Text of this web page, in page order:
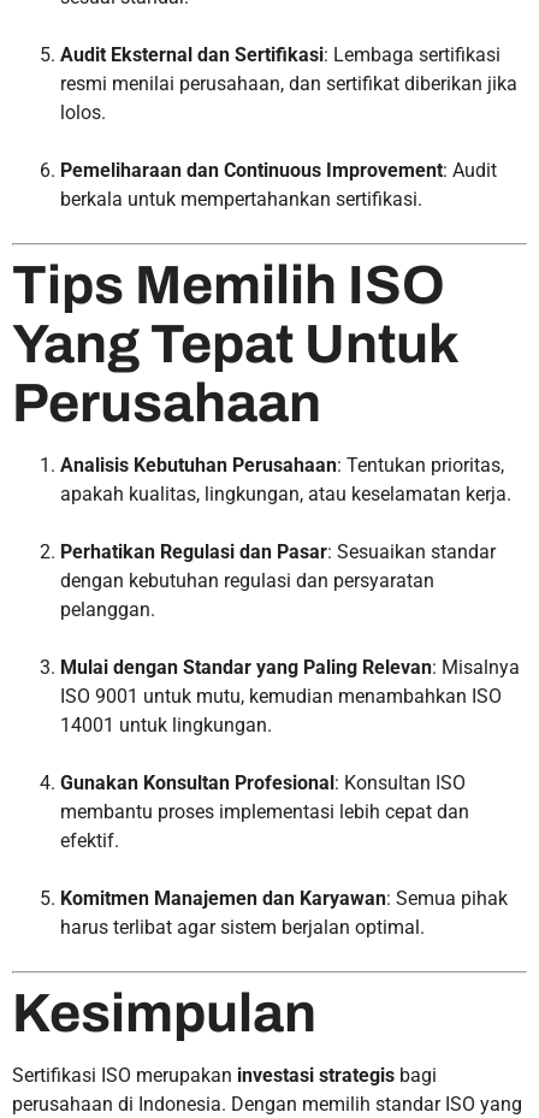
Audit Eksternal dan Sertifikasi: Lembaga sertifikasi
resmi menilai perusahaan, dan sertifikat diberikan jika
lolos.
Pemeliharaan dan Continuous Improvement: Audit
berkala untuk mempertahankan sertifikasi.
Tips Memilih ISO
Yang Tepat Untuk
Perusahaan
Analisis Kebutuhan Perusahaan: Tentukan prioritas,
apakah kualitas, lingkungan, atau keselamatan kerja.
Perhatikan Regulasi dan Pasar: Sesuaikan standar
dengan kebutuhan regulasi dan persyaratan
pelanggan.
Mulai dengan Standar yang Paling Relevan: Misalnya
ISO 9001 untuk mutu, kemudian menambahkan ISO
14001 untuk lingkungan.
Gunakan Konsultan Profesional : Konsultan ISO
membantu proses implementasi lebih cepat dan
efektif.
Komitmen Manajemen dan Karyawan: Semua pihak
harus terlibat agar sistem berjalan optimal.
Kesimpulan
Sertifikasi ISO merupakan investasi strategis bagi
perusahaan di Indonesia. Dengan memilih standar ISO yang